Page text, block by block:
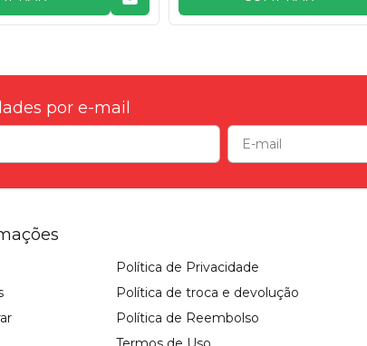
por e-mail
Política de Privacidade
Política de troca e devolução
Política de Reembolso